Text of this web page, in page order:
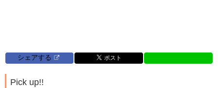
シェアする
Pick up!!